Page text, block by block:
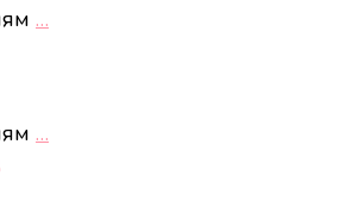
…
…